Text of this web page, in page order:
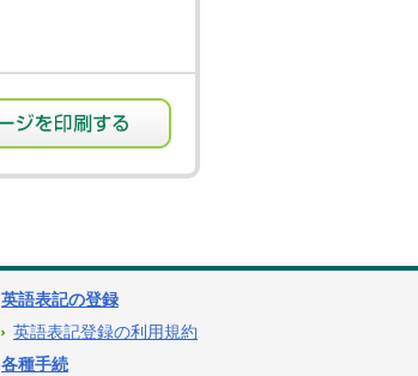
英語表記の登録
英語表記登録の利用規約
各種手続